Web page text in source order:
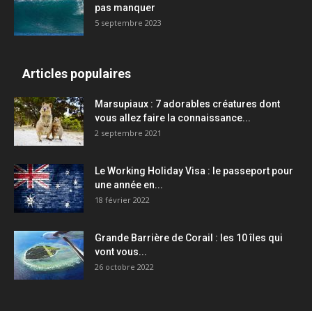
pas manquer
5 septembre 2023
Articles populaires
Marsupiaux : 7 adorables créatures dont
vous allez faire la connaissance...
2 septembre 2021
Le Working Holiday Visa : le passeport pour
une année en...
18 février 2022
Grande Barrière de Corail : les 10 îles qui
vont vous...
26 octobre 2022